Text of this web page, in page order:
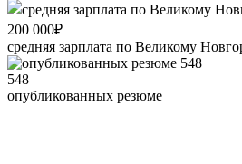
200 000₽
средняя зарплата по Великому
548
опубликованных резюме